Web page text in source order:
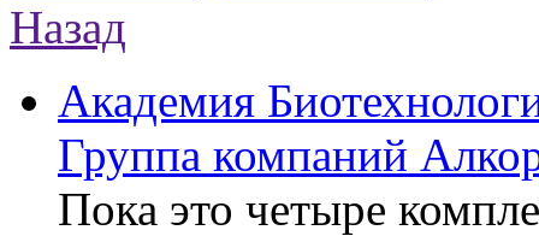
Назад
Академия
Группа компаний
Пока это четыре